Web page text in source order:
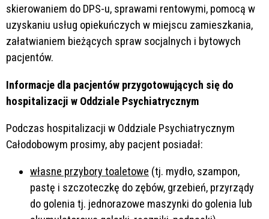
skierowaniem do DPS-u, sprawami rentowymi, pomocą w
uzyskaniu usług opiekuńczych w miejscu zamieszkania,
załatwianiem bieżących spraw socjalnych i bytowych
pacjentów.
Informacje dla pacjentów przygotowujących się do
hospitalizacji w Oddziale Psychiatrycznym
Podczas hospitalizacji w Oddziale Psychiatrycznym
Całodobowym prosimy, aby pacjent posiadał:
własne przybory toaletowe (tj. mydło, szampon,
pastę i szczoteczkę do zębów, grzebień, przyrządy
do golenia tj. jednorazowe maszynki do golenia lub